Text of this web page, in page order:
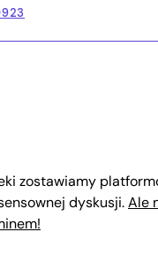
zostawiamy
dyskusji.Ale